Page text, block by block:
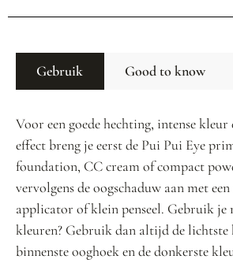
Gebruik Good to know
Voor een goede hechting, intense
effect breng je eerst de Pui Pui Eye
foundation, CC cream of compact
vervolgens de oogschaduw aan met
applicator of klein penseel. Gebruik je
kleuren? Gebruik dan altijd de lichtste
binnenste ooghoek en de donkerste